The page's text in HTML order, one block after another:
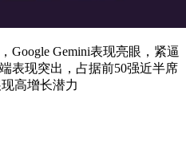
Google Gemini表现亮眼，紧逼
表现突出，占据前50强近半席
高增长潜力